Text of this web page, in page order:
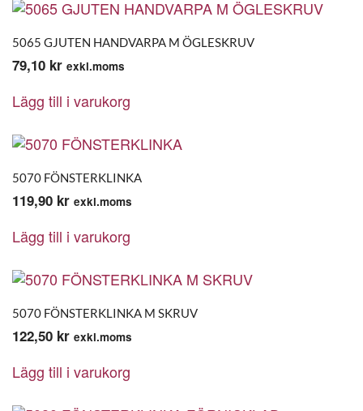
5065 GJUTEN HANDVARPA M ÖGLESKRUV
79,10 kr exkl.moms
Lägg till i varukorg
5070 FÖNSTERKLINKA
119,90 kr exkl.moms
Lägg till i varukorg
5070 FÖNSTERKLINKA M SKRUV
122,50 kr exkl.moms
Lägg till i varukorg